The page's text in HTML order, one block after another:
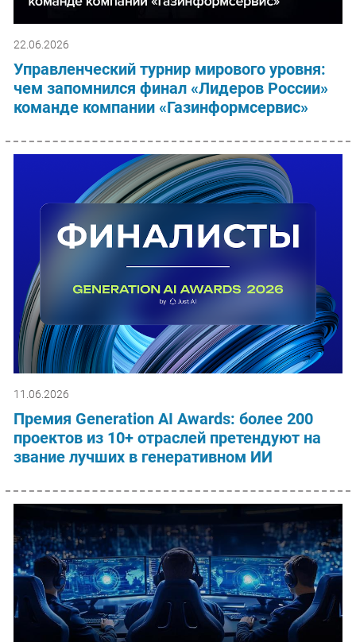
22.06.2026
Управленческий турнир мирового уровня:
чем запомнился финал «Лидеров России»
команде компании «Газинформсервис»
11.06.2026
Премия Generation AI Awards: более 200
проектов из 10+ отраслей претендуют на
звание лучших в генеративном ИИ